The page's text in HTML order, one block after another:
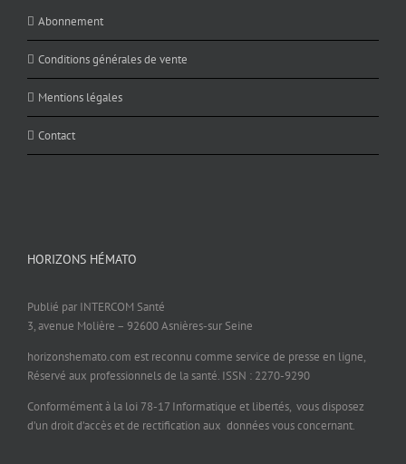
Abonnement
Conditions générales de vente
Mentions légales
Contact
HORIZONS HÉMATO
Publié par INTERCOM Santé
3, avenue Molière – 92600 Asnières-sur Seine
horizonshemato.com est reconnu comme service de presse en ligne,
Réservé aux professionnels de la santé. ISSN : 2270-9290
Conformément à la loi 78-17 Informatique et libertés, vous disposez
d’un droit d’accès et de rectification aux données vous concernant.